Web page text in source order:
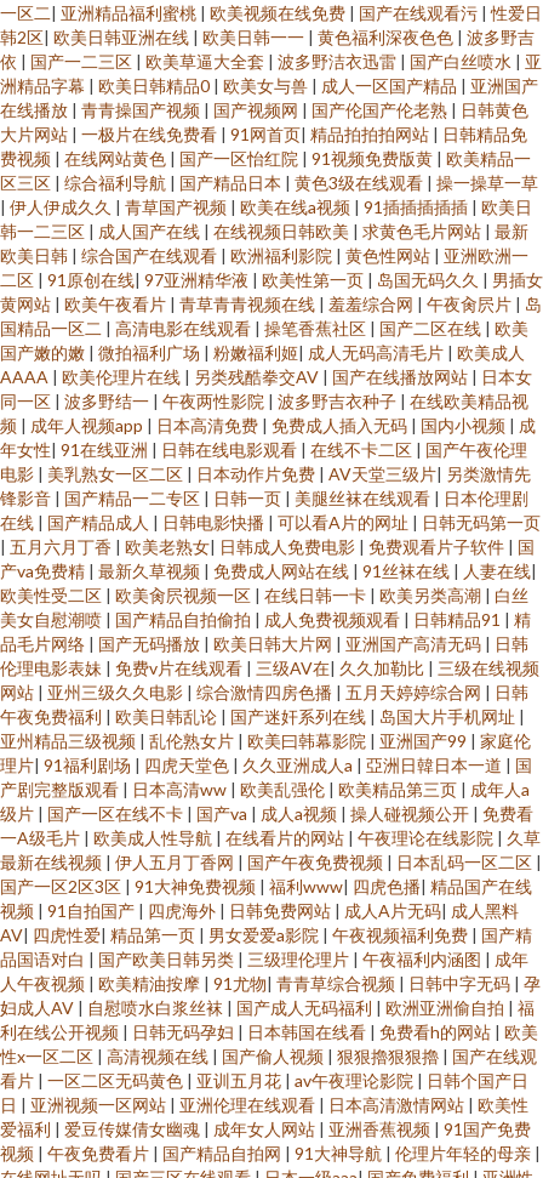
一区二| 亚洲精品福利蜜桃 | 欧美视频在线免费 | 国产在线观看污 |性爱日
韩2区| 欧美日韩亚洲在线 | 欧美日韩一一 | 黄色福利深夜色色 | 波多野吉
依 | 国产一二三区 | 欧美草逼大全套 | 波多野洁衣迅雷 | 国产白丝喷水 | 亚
洲精品字幕 | 欧美日韩精品0 | 欧美女与兽 | 成人一区国产精品 | 亚洲国产
在线播放 | 青青操国产视频 | 国产视频网 | 国产伦国产伦老熟 | 日韩黄色
大片网站 | 一极片在线免费看 | 91网首页| 精品拍拍拍网站 | 日韩精品免
费视频 | 在线网站黄色 | 国产一区怡红院 | 91视频免费版黄 | 欧美精品一
区三区 | 综合福利导航 | 国产精品日本 | 黄色3级在线观看 | 操一操草一草
| 伊人伊成久久 | 青草国产视频 | 欧美在线a视频 | 91插插插插插 | 欧美日
韩一二三区 | 成人国产在线 | 在线视频日韩欧美 | 求黄色毛片网站 | 最新
欧美日韩 | 综合国产在线观看 | 欧洲福利影院 | 黄色性网站 | 亚洲欧洲一
二区 | 91原创在线| 97亚洲精华液 | 欧美性第一页 | 岛国无码久久 | 男插女
黄网站 | 欧美午夜看片 | 青草青青视频在线 | 羞羞综合网 | 午夜肏屄片 | 岛
国精品一区二 | 高清电影在线观看 | 操笔香蕉社区 | 国产二区在线 | 欧美
国产嫩的嫩 | 微拍福利广场 | 粉嫩福利姬| 成人无码高清毛片 | 欧美成人
AAAA | 欧美伦理片在线 | 另类残酷拳交AV | 国产在线播放网站 | 日本女
同一区 | 波多野结一 | 午夜两性影院 | 波多野吉衣种子 | 在线欧美精品视
频 | 成年人视频app | 日本高清免费 | 免费成人插入无码 | 国内小视频 | 成
年女性| 91在线亚洲 | 日韩在线电影观看 | 在线不卡二区 | 国产午夜伦理
电影 | 美乳熟女一区二区 | 日本动作片免费 | AV天堂三级片| 另类激情先
锋影音 | 国产精品一二专区 | 日韩一页 | 美腿丝袜在线观看 | 日本伦理剧
在线 | 国产精品成人 | 日韩电影快播 | 可以看A片的网址 | 日韩无码第一页
| 五月六月丁香 | 欧美老熟女| 日韩成人免费电影 | 免费观看片子软件 | 国
产va免费精 | 最新久草视频 | 免费成人网站在线 | 91丝袜在线 | 人妻在线|
欧美性受二区 | 欧美肏屄视频一区 | 在线日韩一卡 | 欧美另类高潮 | 白丝
美女自慰潮喷 | 国产精品自拍偷拍 | 成人免费视频观看 | 日韩精品91 | 精
品毛片网络 | 国产无码播放 | 欧美日韩大片网 | 亚洲国产高清无码 | 日韩
伦理电影表妹 | 免费v片在线观看 | 三级AV在| 久久加勒比 | 三级在线视频
网站 | 亚州三级久久电影 | 综合激情四房色播 | 五月天婷婷综合网 | 日韩
午夜免费福利 | 欧美日韩乱论 | 国产迷奸系列在线 | 岛国大片手机网址 |
亚州精品三级视频 | 乱伦熟女片 | 欧美曰韩幕影院 | 亚洲国产99 | 家庭伦
理片| 91福利剧场 | 四虎天堂色 | 久久亚洲成人a | 亞洲日韓日本一道 | 国
产剧完整版观看 | 日本高清ww | 欧美乱强伦 | 欧美精品第三页 | 成年人a
级片 | 国产一区在线不卡 | 国产va | 成人a视频 | 操人碰视频公开 | 免费看
一A级毛片 | 欧美成人性导航 | 在线看片的网站 | 午夜理论在线影院 | 久草
最新在线视频 | 伊人五月丁香网 | 国产午夜免费视频 | 日本乱码一区二区 |
国产一区2区3区 | 91大神免费视频 | 福利www| 四虎色播| 精品国产在线
视频 | 91自拍国产 | 四虎海外 | 日韩免费网站 | 成人A片无码| 成人黑料
AV| 四虎性爱| 精品第一页 | 男女爱爱a影院 | 午夜视频福利免费 | 国产精
品国语对白 | 国产欧美日韩另类 | 三级理伦理片 | 午夜福利内涵图 | 成年
人午夜视频 | 欧美精油按摩 | 91尤物| 青青草综合视频 | 日韩中字无码 | 孕
妇成人AV | 自慰喷水白浆丝袜 | 国产成人无码福利 | 欧洲亚洲偷自拍 | 福
利在线公开视频 | 日韩无码孕妇 | 日本韩国在线看 | 免费看h的网站 | 欧美
性x一区二区 | 高清视频在线 | 国产偷人视频 | 狠狠擼狠狠擼 | 国产在线观
看片 | 一区二区无码黄色 | 亚训五月花 | av午夜理论影院 | 日韩个国产日
日 | 亚洲视频一区网站 | 亚洲伦理在线观看 | 日本高清激情网站 | 欧美性
爱福利 | 爱豆传媒倩女幽魂 | 成年女人网站 | 亚洲香蕉视频 | 91国产免费
视频 | 午夜免费看片 | 国产精品自拍网 | 91大神导航 | 伦理片年轻的母亲 |